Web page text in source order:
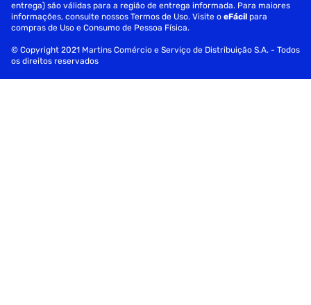
entrega) são válidas para a região de entrega informada. Para maiores
informações, consulte nossos Termos de Uso. Visite oeFácil para
compras de Uso e Consumo de Pessoa Física.
© Copyright 2021 Martins Comércio e Serviço de Distribuição S.A. - Todos
os direitos reservados